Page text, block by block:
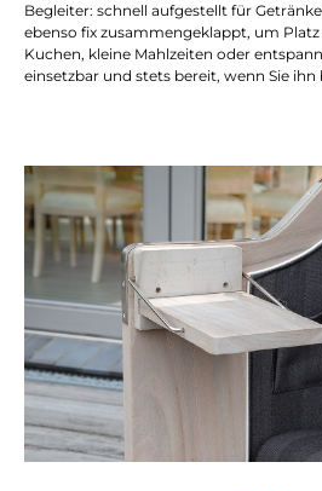
Begleiter: schnell aufgestellt für
ebenso fix zusammengeklappt, um
Kuchen, kleine Mahlzeiten oder
einsetzbar und stets bereit, wenn Sie ihn